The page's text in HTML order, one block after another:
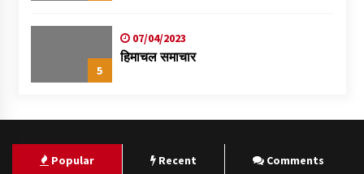
5
07/04/2023
हिमाचल समाचार
Popular Recent Comments